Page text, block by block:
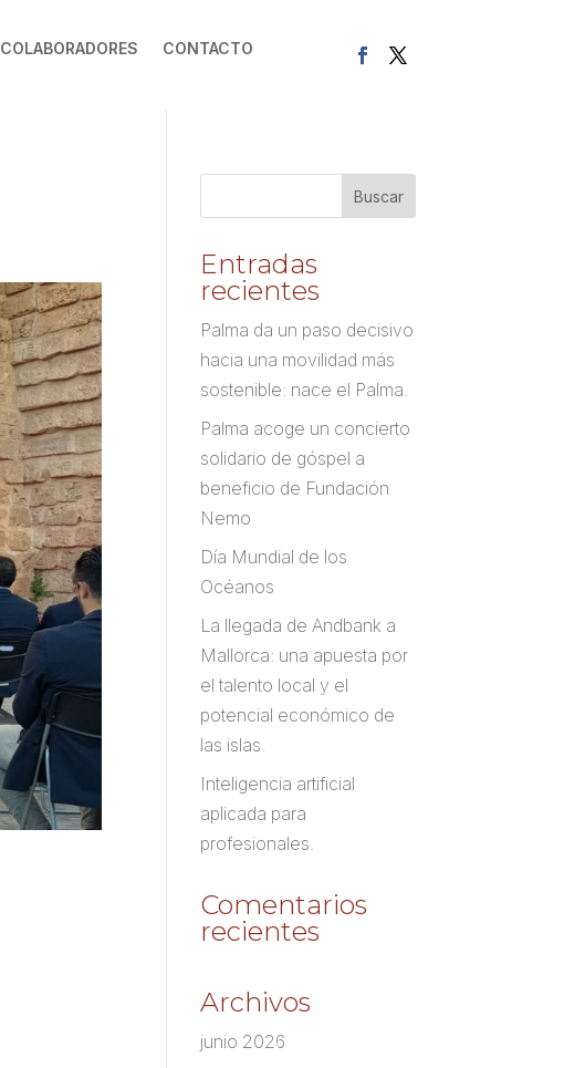
COLABORADORES CONTACTO
Entradas
recientes
Palma da un paso decisivo
hacia una movilidad más
sostenible: nace el Palma.
Palma acoge un concierto
solidario de góspel a
beneficio de Fundación
Nemo
Día Mundial de los
Océanos
La llegada de Andbank a
Mallorca: una apuesta por
el talento local y el
potencial económico de
las islas.
Inteligencia artificial
aplicada para
profesionales.
Comentarios
recientes
Archivos
junio 2026